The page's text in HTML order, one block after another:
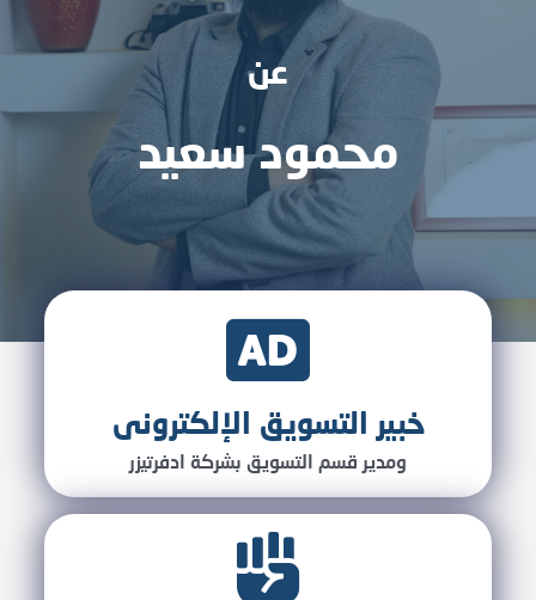
عن
محمود سعيد
خبير التسويق الإلكترونى
ومدير قسم التسويق بشركة ادفرتيزر